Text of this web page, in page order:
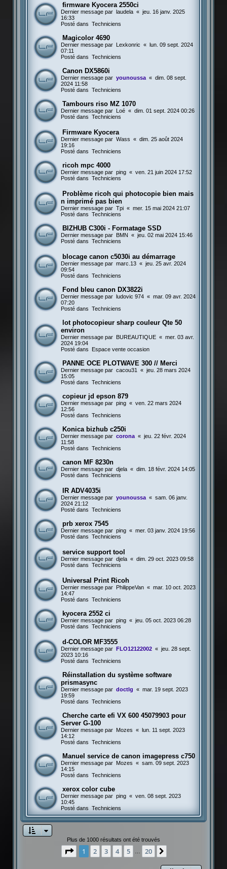
firmware Kyocera 2550ci
Dernier message par laudela « jeu. 16 janv. 2025
16:33
Posté dans Techniciens
Magicolor 4690
Dernier message par Lexkonric « lun. 09 sept. 2024
07:11
Posté dans Techniciens
Canon DX5860i
Dernier message par younoussa « dim. 08 sept.
2024 11:58
Posté dans Techniciens
Tambours riso MZ 1070
Dernier message par Loé « dim. 01 sept. 2024 00:26
Posté dans Techniciens
Firmware Kyocera
Dernier message par Wass « dim. 25 août 2024
19:16
Posté dans Techniciens
ricoh mpc 4000
Dernier message par ping « ven. 21 juin 2024 17:52
Posté dans Techniciens
Problème ricoh qui photocopie bien mais
n imprimé pas bien
Dernier message par Tpi « mer. 15 mai 2024 21:07
Posté dans Techniciens
BIZHUB C300i - Formatage SSD
Dernier message par BMN « jeu. 02 mai 2024 15:46
Posté dans Techniciens
blocage canon c5030i au démarrage
Dernier message par marc.13 « jeu. 25 avr. 2024
09:54
Posté dans Techniciens
Fond bleu canon DX3822i
Dernier message par ludovic 974 « mar. 09 avr. 2024
07:20
Posté dans Techniciens
lot photocopieur sharp couleur Qte 50
environ
Dernier message par BUREAUTIQUE « mer. 03 avr.
2024 19:04
Posté dans
Espace vente occasion
PANNE OCE PLOTWAVE 300 // Merci
Dernier message par cacou31 « jeu. 28 mars 2024
15:05
Posté dans Techniciens
copieur jd epson 879
Dernier message par ping « ven. 22 mars 2024
12:56
Posté dans Techniciens
Konica bizhub c250i
Dernier message par corona « jeu. 22 févr. 2024
11:58
Posté dans Techniciens
canon MF 8230n
Dernier message par djela « dim. 18 févr. 2024 14:05
Posté dans Techniciens
IR ADV4035i
Dernier message par younoussa « sam. 06 janv.
2024 21:12
Posté dans Techniciens
prb xerox 7545
Dernier message par ping « mer. 03 janv. 2024 19:56
Posté dans Techniciens
service support tool
Dernier message par djela « dim. 29 oct. 2023 09:58
Posté dans Techniciens
Universal Print Ricoh
Dernier message par PhilippeVan « mar. 10 oct. 2023
14:47
Posté dans Techniciens
kyocera 2552 ci
Dernier message par ping « jeu. 05 oct. 2023 06:28
Posté dans Techniciens
d-COLOR MF3555
Dernier message par FLO12122002 « jeu. 28 sept.
2023 10:16
Posté dans Techniciens
Réinstallation du système software
prismasync
Dernier message par doctlg « mar. 19 sept. 2023
19:59
Posté dans Techniciens
Cherche carte efi VX 600 45079903 pour
Server G-100
Dernier message par Mozes « lun. 11 sept. 2023
14:12
Posté dans Techniciens
Manuel service de canon imagepress c750
Dernier message par Mozes « sam. 09 sept. 2023
14:15
Posté dans Techniciens
xerox color cube
Dernier message par ping « ven. 08 sept. 2023
10:45
Posté dans Techniciens
Plus de 1000 résultats ont été trouvés
Page 1sur20
1 2 3 4 5 20